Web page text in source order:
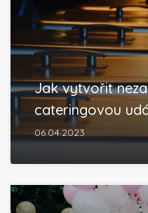
Jak vytvořit
cateringovou
06.04.2023